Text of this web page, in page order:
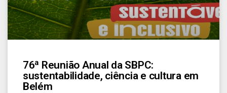
76ª Reunião Anual da SBPC:
sustentabilidade, ciência e cultura em
Belém